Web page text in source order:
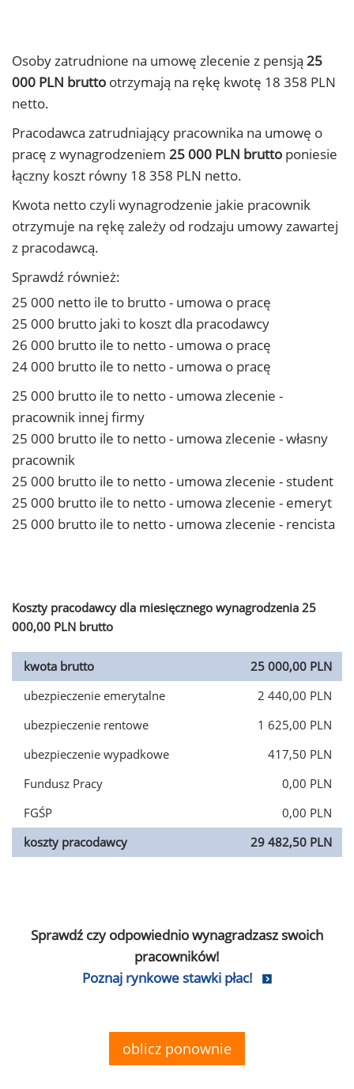
Osoby zatrudnione na umowę zlecenie z pensją 25
000 PLN brutto otrzymają na rękę kwotę 18 358 PLN
netto.
Pracodawca zatrudniający pracownika na umowę o
pracę z wynagrodzeniem 25 000 PLN brutto poniesie
łączny koszt równy 18 358 PLN netto.
Kwota netto czyli wynagrodzenie jakie pracownik
otrzymuje na rękę zależy od rodzaju umowy zawartej
z pracodawcą.
Sprawdź również:
25 000 netto ile to brutto - umowa o pracę
25 000 brutto jaki to koszt dla pracodawcy
26 000 brutto ile to netto - umowa o pracę
24 000 brutto ile to netto - umowa o pracę
25 000 brutto ile to netto - umowa zlecenie -
pracownik innej firmy
25 000 brutto ile to netto - umowa zlecenie - własny
pracownik
25 000 brutto ile to netto - umowa zlecenie - student
25 000 brutto ile to netto - umowa zlecenie - emeryt
25 000 brutto ile to netto - umowa zlecenie - rencista
Koszty pracodawcy dla miesięcznego wynagrodzenia 25
000,00 PLN brutto
kwota brutto
25 000,00 PLN
ubezpieczenie emerytalne
2 440,00 PLN
ubezpieczenie rentowe
1 625,00 PLN
ubezpieczenie wypadkowe
417,50 PLN
Fundusz Pracy
0,00 PLN
FGŚP
0,00 PLN
koszty pracodawcy
29 482,50 PLN
Sprawdź czy odpowiednio wynagradzasz swoich
pracowników!
Poznaj rynkowe stawki płac!
oblicz ponownie